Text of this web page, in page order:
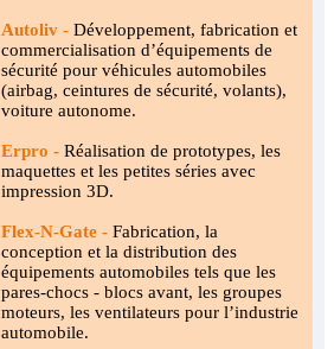
Autoliv - Développement, fabrication et
commercialisation d’équipements de
sécurité pour véhicules automobiles
(airbag, ceintures de sécurité, volants),
voiture autonome.
Erpro - Réalisation de prototypes, les
maquettes et les petites séries avec
impression 3D.
Flex-N-Gate - Fabrication, la
conception et la distribution des
équipements automobiles tels que les
pares-chocs - blocs avant, les groupes
moteurs, les ventilateurs pour l’industrie
automobile.